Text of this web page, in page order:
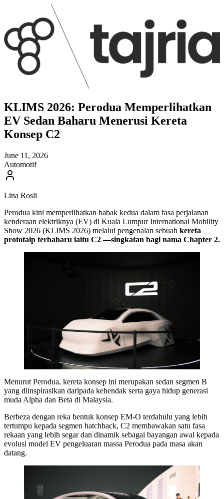
KLIMS 2026: Perodua Memperlihatkan
EV Sedan Baharu Menerusi Kereta
Konsep C2
June 11, 2026
Automotif
Lina Rosli
Perodua kini memperlihatkan babak kedua dalam fasa perjalanan
kenderaan elektriknya (EV) di Kuala Lumpur International Mobility
Show 2026 (KLIMS 2026) melalui pengenalan sebuah kereta
prototaip terbaharu iaitu C2 —singkatan bagi nama Chapter 2.
Menurut Perodua, kereta konsep ini merupakan sedan segmen B
yang diinspirasikan daripada kehendak serta gaya hidup generasi
muda Alpha dan Beta di Malaysia.
Berbeza dengan reka bentuk konsep EM-O terdahulu yang lebih
tertumpu kepada segmen hatchback, C2 membawakan satu fasa
rekaan yang lebih segar dan dinamik sebagai bayangan awal kepada
evolusi model EV pengeluaran massa Perodua pada masa akan
datang.